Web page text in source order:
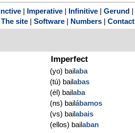
Imperative Infinitive Gerund
The site Software Numbers Contact
Imperfect
(yo) bailaba
(tú) bailabas
(él) bailaba
(ns) bailábamos
(vs) bailabais
(ellos) bailaban